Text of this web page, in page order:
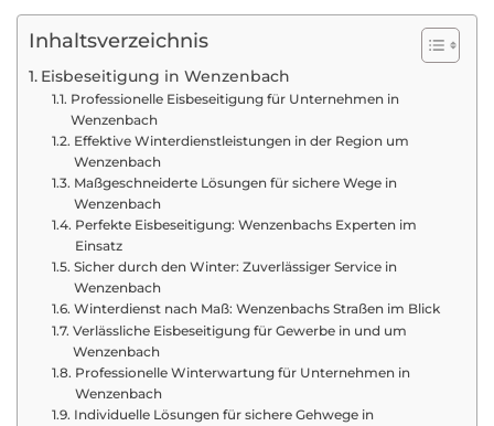
Inhaltsverzeichnis
Eisbeseitigung in Wenzenbach
Professionelle Eisbeseitigung für Unternehmen in
Wenzenbach
Effektive Winterdienstleistungen in der Region um
Wenzenbach
Maßgeschneiderte Lösungen für sichere Wege in
Wenzenbach
Perfekte Eisbeseitigung: Wenzenbachs Experten im
Einsatz
Sicher durch den Winter: Zuverlässiger Service in
Wenzenbach
Winterdienst nach Maß: Wenzenbachs Straßen im Blick
Verlässliche Eisbeseitigung für Gewerbe in und um
Wenzenbach
Professionelle Winterwartung für Unternehmen in
Wenzenbach
Individuelle Lösungen für sichere Gehwege in